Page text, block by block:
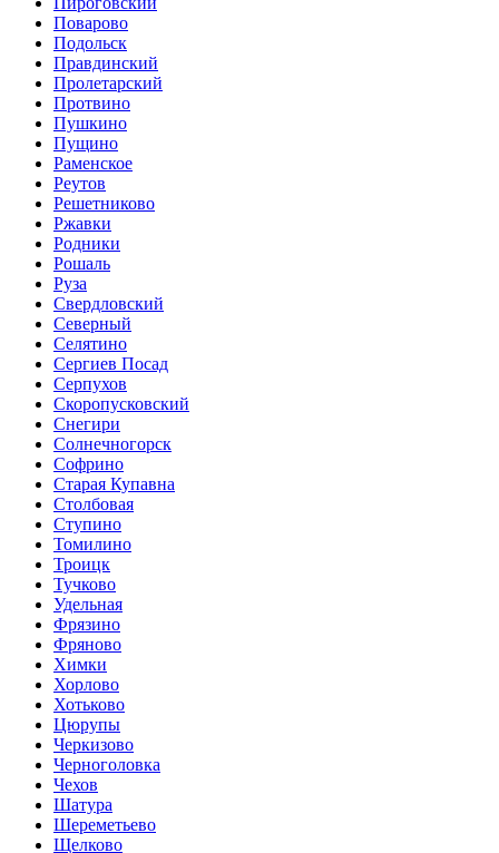
Поварово
Подольск
Правдинский
Пролетарский
Протвино
Пушкино
Пущино
Раменское
Реутов
Решетниково
Ржавки
Родники
Рошаль
Руза
Свердловский
Северный
Селятино
Сергиев Посад
Серпухов
Скоропусковский
Снегири
Солнечногорск
Софрино
Старая Купавна
Столбовая
Ступино
Томилино
Троицк
Тучково
Удельная
Фрязино
Фряново
Химки
Хорлово
Хотьково
Цюрупы
Черкизово
Черноголовка
Чехов
Шатура
Шереметьево
Щелково